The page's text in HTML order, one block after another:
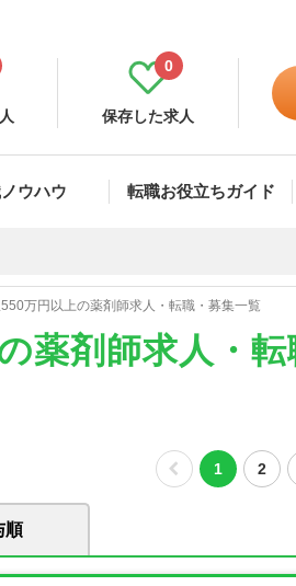
保存した求人
0
ウハウ 転職お役立ちガイド
万円以上の薬剤師求人・転職・募集一覧
薬剤師求人・
1 2
順